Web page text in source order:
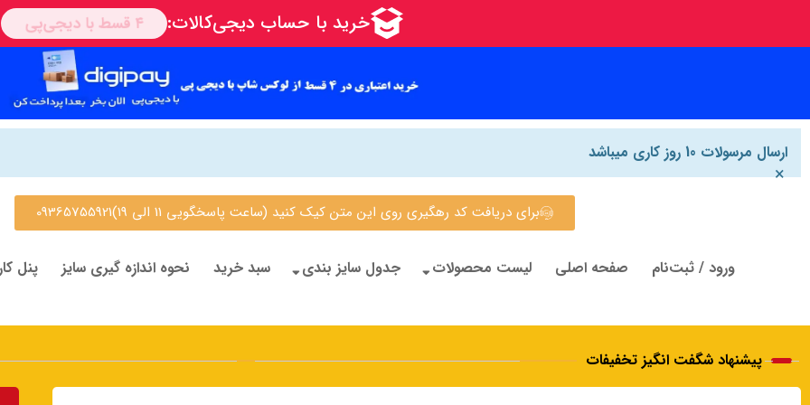
ارسال مرسولات 10 روز کاری میباشد
×
برای دریافت کد رهگیری روی این متن کیک کنید (ساعت پاسخگویی 11 الی 19)09365755921
ورود / ثبت‌نام صفحه اصلی لیست محصولات جدول سایز بندی سبد خرید نحوه اندازه گیری سایز پنل
پیشنهاد شگفت انگیز تخفیفات